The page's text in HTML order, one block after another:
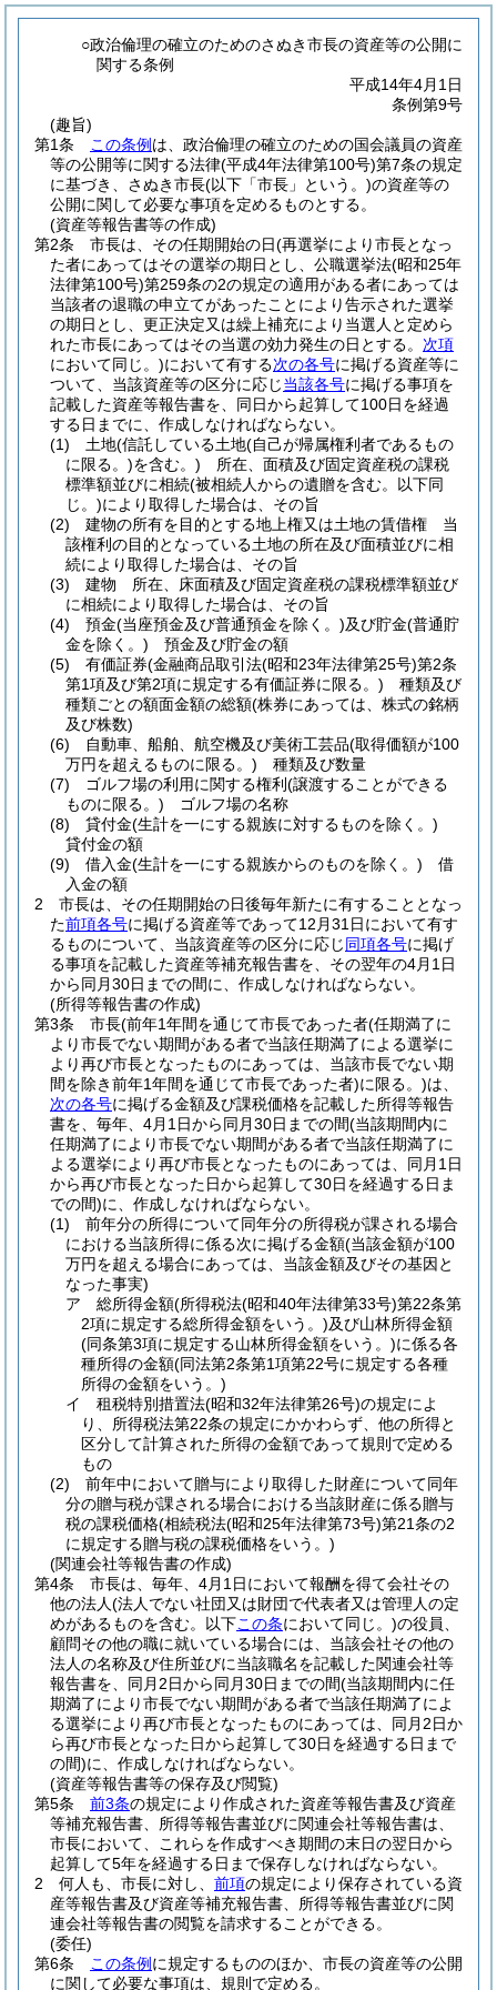
○政治倫理の確立のためのさぬき市長の資産等の公開に
関する条例
平成14年4月1日
条例第9号
(趣旨)
第1条
この条例 は、政治倫理の確立のための国会議員の資産
等の公開等に関する法律(平成4年法律第100号)第7条の規定
に基づき、さぬき市長(以下「市長」という。)の資産等の
公開に関して必要な事項を定めるものとする。
(資産等報告書等の作成)
第2条
市長は、その任期開始の日(再選挙により市長となっ
た者にあってはその選挙の期日とし、公職選挙法(昭和25年
法律第100号)第259条の2の規定の適用がある者にあっては
当該者の退職の申立てがあったことにより告示された選挙
の期日とし、更正決定又は繰上補充により当選人と定めら
れた市長にあってはその当選の効力発生の日とする。 次項
において同じ。)において有する次の各号に掲げる資産等に
ついて、当該資産等の区分に応じ当該各号に掲げる事項を
記載した資産等報告書を、同日から起算して100日を経過
する日までに、作成しなければならない。
(1)
土地(信託している土地(自己が帰属権利者であるもの
に限る。)を含む。) 所在、面積及び固定資産税の課税
標準額並びに相続(被相続人からの遺贈を含む。以下同
じ。)により取得した場合は、その旨
(2)
建物の所有を目的とする地上権又は土地の賃借権 当
該権利の目的となっている土地の所在及び面積並びに相
続により取得した場合は、その旨
(3)
建物 所在、床面積及び固定資産税の課税標準額並び
に相続により取得した場合は、その旨
(4)
預金(当座預金及び普通預金を除く。)及び貯金(普通貯
金を除く。) 預金及び貯金の額
(5)
有価証券(金融商品取引法(昭和23年法律第25号)第2条
第1項及び第2項に規定する有価証券に限る。) 種類及び
種類ごとの額面金額の総額(株券にあっては、株式の銘柄
及び株数)
(6)
自動車、船舶、航空機及び美術工芸品(取得価額が100
万円を超えるものに限る。) 種類及び数量
(7)
ゴルフ場の利用に関する権利 (譲渡することができる
ものに限る。) ゴルフ場の名称
(8)
貸付金(生計を一にする親族に対するものを除く。)
貸付金の額
(9)
借入金(生計を一にする親族からのものを除く。) 借
入金の額
2
市長は、その任期開始の日後毎年新たに有することとなっ
た前項各号に掲げる資産等であって12月31日において有す
るものについて、当該資産等の区分に応じ同項各号に掲げ
る事項を記載した資産等補充報告書を、その翌年の4月1日
から同月30日までの間に、作成しなければならない。
(所得等報告書の作成)
第3条
市長(前年1年間を通じて市長であった者(任期満了に
より市長でない期間がある者で当該任期満了による選挙に
より再び市長となったものにあっては、当該市長でない期
間を除き前年1年間を通じて市長であった者)に限る。)は、
次の各号に掲げる金額及び課税価格を記載した所得等報告
書を、毎年、4月1日から同月30日までの間(当該期間内に
任期満了により市長でない期間がある者で当該任期満了に
よる選挙により再び市長となったものにあっては、同月1日
から再び市長となった日から起算して30日を経過する日ま
での間)に、作成しなければならない。
(1)
前年分の所得について同年分の所得税が課される場合
における当該所得に係る次に掲げる金額(当該金額が100
万円を超える場合にあっては、当該金額及びその基因と
なった事実)
ア
総所得金額(所得税法(昭和40年法律第33号)第22条第
2項に規定する総所得金額をいう。)及び山林所得金額
(同条第3項に規定する山林所得金額をいう。)に係る各
種所得の金額(同法第2条第1項第22号に規定する各種
所得の金額をいう。)
イ
租税特別措置法(昭和32年法律第26号)の規定によ
り、所得税法第22条の規定にかかわらず、他の所得と
区分して計算された所得の金額であって規則で定める
もの
(2)
前年中において贈与により取得した財産について同年
分の贈与税が課される場合における当該財産に係る贈与
税の課税価格(相続税法(昭和25年法律第73号)第21条の2
に規定する贈与税の課税価格をいう。)
(関連会社等報告書の作成)
第4条
市長は、毎年、4月1日において報酬を得て会社その
他の法人(法人でない社団又は財団で代表者又は管理人の定
めがあるものを含む。以下この条において同じ。)の役員、
顧問その他の職に就いている場合には、当該会社その他の
法人の名称及び住所並びに当該職名を記載した関連会社等
報告書を、同月2日から同月30日までの間(当該期間内に任
期満了により市長でない期間がある者で当該任期満了によ
る選挙により再び市長となったものにあっては、同月2日か
ら再び市長となった日から起算して30日を経過する日まで
の間)に、作成しなければならない。
(資産等報告書等の保存及び閲覧)
第5条
前3条の規定により作成された資産等報告書及び資産
等補充報告書、所得等報告書並びに関連会社等報告書は、
市長において、これらを作成すべき期間の末日の翌日から
起算して5年を経過する日まで保存しなければならない。
2
何人も、市長に対し、 前項の規定により保存されている資
産等報告書及び資産等補充報告書、所得等報告書並びに関
連会社等報告書の閲覧を請求することができる。
(委任)
第6条
この条例 に規定するもののほか、市長の資産等の公開
に関して必要な事項は、規則で定める。